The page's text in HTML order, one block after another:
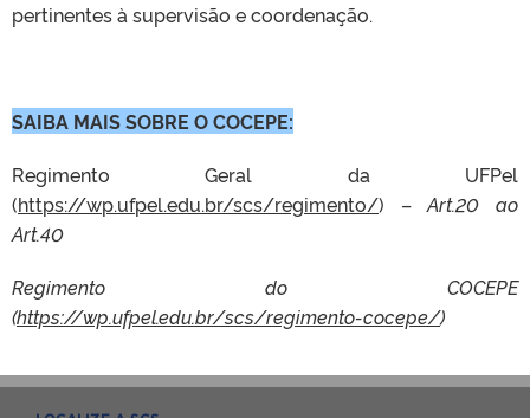
pertinentes à supervisão e coordenação.
SAIBA MAIS SOBRE O COCEPE:
Regimento Geral da UFPel
(https://wp.ufpel.edu.br/scs/regimento/) –Art.20 ao
Art.40
Regimento do COCEPE
(https://wp.ufpel.edu.br/scs/regimento-cocepe/)